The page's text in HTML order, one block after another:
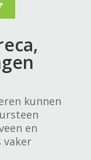
kunnen
en
vaker